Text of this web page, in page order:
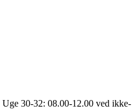
30-32: 08.00-12.00 ved ikke-